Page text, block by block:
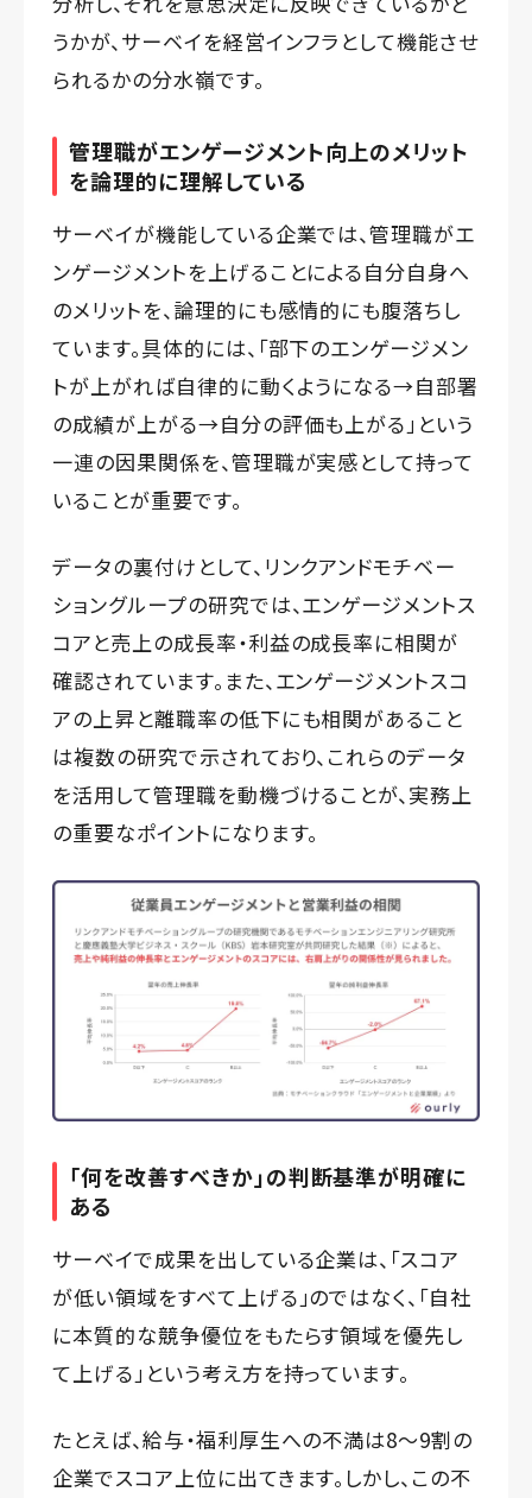
うかが、サーベイを経営インフラとして機能させ
られるかの分水嶺です。
管理職がエンゲージメント向上のメリット
を論理的に理解している
サーベイが機能している企業では、管理職がエ
ンゲージメントを上げることによる自分自身へ
のメリットを、論理的にも感情的にも腹落ちし
ています。具体的には、「部下のエンゲージメン
トが上がれば自律的に動くようになる→自部署
の成績が上がる→自分の評価も上がる」という
一連の因果関係を、管理職が実感として持って
いることが重要です。
データの裏付けとして、リンクアンドモチベー
ショングループの研究では、エンゲージメントス
コアと売上の成長率・利益の成長率に相関が
確認されています。また、エンゲージメントスコ
アの上昇と離職率の低下にも相関があること
は複数の研究で示されており、これらのデータ
を活用して管理職を動機づけることが、実務上
の重要なポイントになります。
「何を改善すべきか」の判断基準が明確に
ある
サーベイで成果を出している企業は、「スコア
が低い領域をすべて上げる」のではなく、「自社
に本質的な競争優位をもたらす領域を優先し
て上げる」という考え方を持っています。
たとえば、給与・福利厚生への不満は8〜9割の
企業でスコア上位に出てきます。しかし、この不